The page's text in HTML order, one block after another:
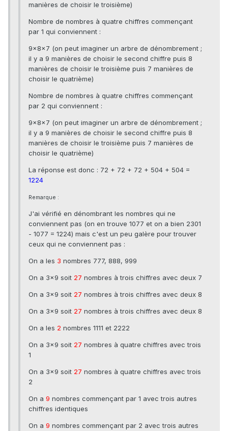
manières de choisir le troisième)
Nombre de nombres à quatre chiffres commençant
par 1 qui conviennent :
9×8×7 (on peut imaginer un arbre de dénombrement ;
il y a 9 manières de choisir le second chiffre puis 8
manières de choisir le troisième puis 7 manières de
choisir le quatrième)
Nombre de nombres à quatre chiffres commençant
par 2 qui conviennent :
9×8×7 (on peut imaginer un arbre de dénombrement ;
il y a 9 manières de choisir le second chiffre puis 8
manières de choisir le troisième puis 7 manières de
choisir le quatrième)
La réponse est donc : 72 + 72 + 72 + 504 + 504 =
1224
Remarque :
J'ai vérifié en dénombrant les nombres qui ne
conviennent pas (on en trouve 1077 et on a bien 2301
- 1077 = 1224) mais c'est un peu galère pour trouver
ceux qui ne conviennent pas :
On a les 3 nombres 777, 888, 999
On a 3x9 soit 27 nombres à trois chiffres avec deux 7
On a 3x9 soit 27 nombres à trois chiffres avec deux 8
On a 3x9 soit 27 nombres à trois chiffres avec deux 8
On a les 2 nombres 1111 et 2222
On a 3x9 soit 27 nombres à quatre chiffres avec trois
1
On a 3x9 soit 27 nombres à quatre chiffres avec trois
2
On a 9 nombres commençant par 1 avec trois autres
chiffres identiques
On a 9 nombres commençant par 2 avec trois autres